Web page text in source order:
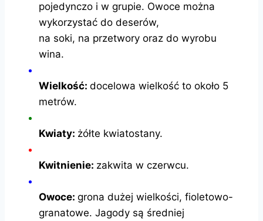
pojedynczo i w grupie. Owoce można
wykorzystać do deserów,
na soki, na przetwory oraz do wyrobu
wina.
Wielkość: docelowa wielkość to około 5
metrów.
Kwiaty: żółte kwiatostany.
Kwitnienie: zakwita w czerwcu.
Owoce: grona dużej wielkości, fioletowo-
granatowe. Jagody są średniej